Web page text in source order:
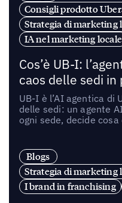
Consigli prodotto
Strategia di marketing
IA nel marketing locale
Cos’è UB-I:
caos delle sedi
UB-I è l’AI agentica di
delle sedi: un agente
ogni sede, decide
Blogs
Strategia di marketing
I brand in franchising